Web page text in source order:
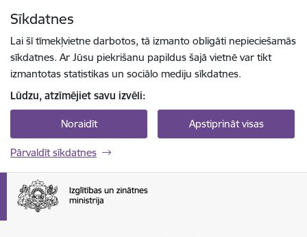
Sīkdatnes
Lai šī tīmekļvietne darbotos, tā izmanto obligāti nepieciešamās
sīkdatnes. Ar Jūsu piekrišanu papildus šajā vietnē var tikt
izmantotas statistikas un sociālo mediju sīkdatnes.
Lūdzu, atzīmējiet savu izvēli:
Noraidīt Apstiprināt visas
Pārvaldīt sīkdatnes